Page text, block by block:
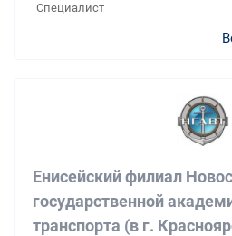
Специалист
Енисейский филиал
государственной
транспорта (в г.